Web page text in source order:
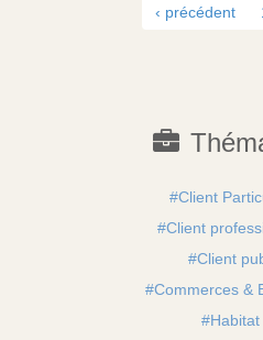
‹ précédent
Client
Client
Client
Commerces &
Habitat